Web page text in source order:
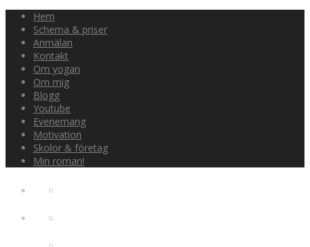
Hem
Schema & priser
Anmälan
Kontakt
Om yogan
Om mig
Blogg
Youtube
Evenemang
Motivation
Skolor & företag
Min roman!